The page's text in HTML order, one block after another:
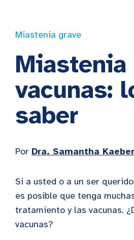
Miastenia grave
vacunas:
saber
Por Dra. Samantha
Si a usted o a un ser
es posible que tenga
tratamiento y las vacunas.
vacunas?